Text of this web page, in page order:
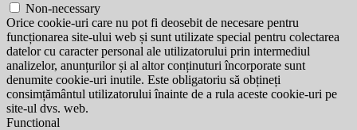
Non-necessary
Orice cookie-uri care nu pot fi deosebit de necesare pentru
funcționarea site-ului web și sunt utilizate special pentru colectarea
datelor cu caracter personal ale utilizatorului prin intermediul
analizelor, anunțurilor și al altor conținuturi încorporate sunt
denumite cookie-uri inutile. Este obligatoriu să obțineți
consimțământul utilizatorului înainte de a rula aceste cookie-uri pe
site-ul dvs. web.
Functional